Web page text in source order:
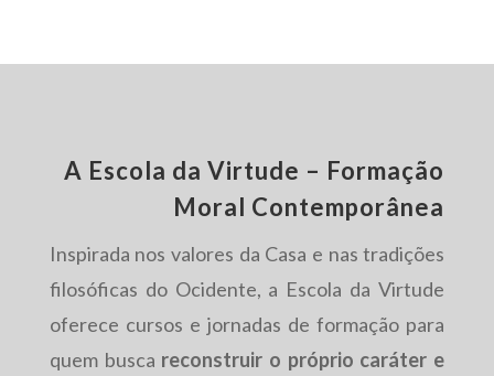
A Escola da Virtude – Formação
Moral Contemporânea
Inspirada nos valores da Casa e nas tradições
filosóficas do Ocidente, a Escola da Virtude
oferece cursos e jornadas de formação para
quem busca reconstruir o próprio caráter e